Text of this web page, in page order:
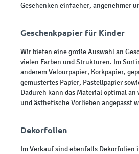
Geschenken einfacher, angenehmer
Geschenkpapier für Kinder
Wir bieten eine große Auswahl an
vielen Farben und Strukturen. Im
anderem Velourpapier, Korkpapier,
gemustertes Papier, Pastellpapier
Dadurch kann das Material optimal an
und ästhetische Vorlieben angepasst
Dekorfolien
Im Verkauf sind ebenfalls Dekorfolien